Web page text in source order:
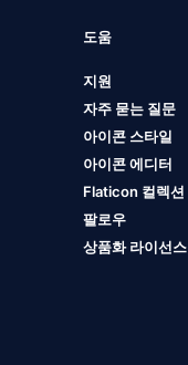
도움
지원
자주 묻는 질문
아이콘 스타일
아이콘 에디터
Flaticon 컬렉션
팔로우
상품화 라이선스